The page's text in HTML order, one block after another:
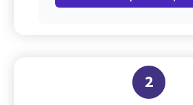
2